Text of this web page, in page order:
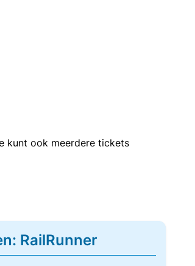
kunt ook meerdere tickets
RailRunner